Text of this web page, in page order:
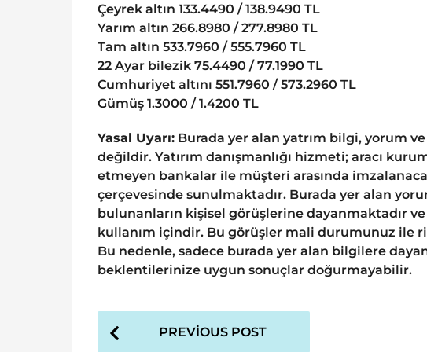
Çeyrek altın 133.4490 / 138.9490 TL
Yarım altın 266.8980 / 277.8980 TL
Tam altın 533.7960 / 555.7960 TL
22 Ayar bilezik 75.4490 / 77.1990 TL
Cumhuriyet altını 551.7960 / 573.2960 TL
Gümüş 1.3000 / 1.4200 TL
Yasal Uyarı: Burada yer alan yatrım bilgi, yorum ve
değildir. Yatırım danışmanlığı hizmeti; aracı
etmeyen bankalar ile müşteri arasında
çerçevesinde sunulmaktadır. Burada yer alan
bulunanların kişisel görüşlerine dayanmaktadır
kullanım içindir. Bu görüşler mali durumunuz ile
Bu nedenle, sadece burada yer alan bilgilere
beklentilerinize uygun sonuçlar doğurmayabilir.
P
PREVIOUS POST